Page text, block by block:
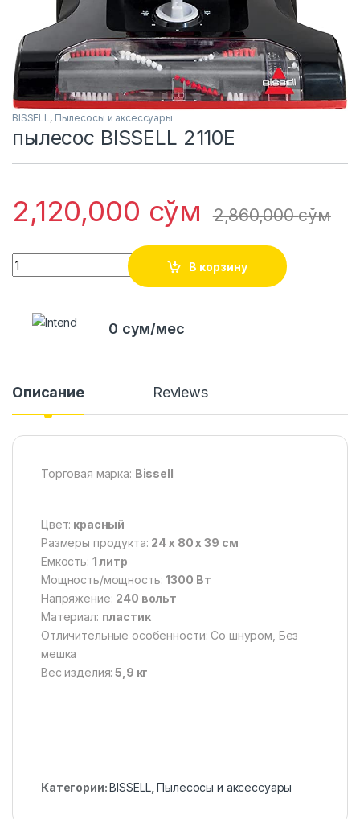
BISSELL, Пылесосы и аксессуары
пылесос BISSELL 2110E
2,120,000 сўм 2,860,000сўм
Quantity
В корзину
0 сум/мес
Описание Reviews
Торговая марка: ‎ Bissell
Цвет: красный
Размеры продукта: 24 х 80 х 39 см
Емкость: 1 литр
Мощность/мощность:‎1300 Вт
Напряжение: 240 вольт
Материал: пластик
Отличительные особенности: Со шнуром, Без
мешка
Вес изделия: 5,9 кг
Категории:BISSELL,Пылесосы и аксессуары